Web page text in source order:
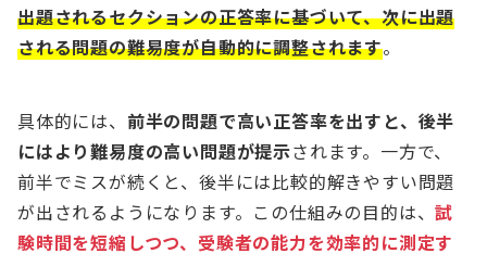
出題されるセクションの正答率に基づいて、次に出題
される問題の難易度が自動的に調整されます。
具体的には、 前半の問題で高い正答率を出すと、後半
にはより難易度の高い問題が提示されます。一方で、
前半でミスが続くと、後半には比較的解きやすい問題
が出されるようになります。この仕組みの目的は、試
験時間を短縮しつつ、受験者の能力を効率的に測定す